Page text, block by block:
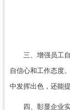
三、增强员工自
自信心和工作态度
中发挥出色，还能
四、彰显企业实